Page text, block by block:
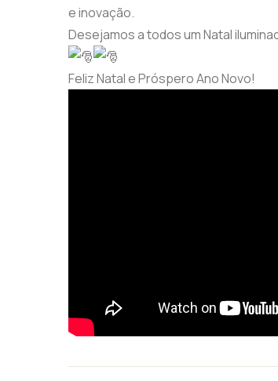
e inovação.
Desejamos a todos um Natal
Feliz Natal e Próspero Ano Novo!